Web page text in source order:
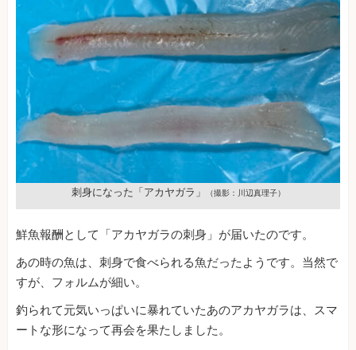
刺身になった「アカヤガラ」 （撮影：川辺真理子）
鮮魚報酬として「アカヤガラの刺身」が届いたのです。
あの時の魚は、刺身で食べられる魚だったようです。当然で
すが、フォルムが細い。
釣られて元気いっぱいに暴れていたあのアカヤガラは、スマ
ートな形になって再会を果たしました。